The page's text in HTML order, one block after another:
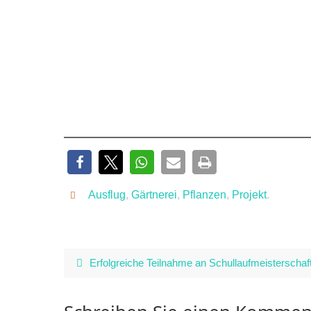
Ausflug, Gärtnerei, Pflanzen, Projekt.
Erfolgreiche Teilnahme an